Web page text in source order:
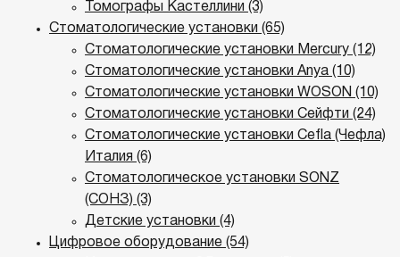
Томографы Кастеллини (3)
Стоматологические установки (65)
Стоматологические установки Mercury (12)
Стоматологические установки Anya (10)
Стоматологические установки WOSON (10)
Стоматологические установки Сейфти (24)
Стоматологические установки Cefla (Чефла)
Италия (6)
Стоматологическое установки SONZ
(СОНЗ) (3)
Детские установки (4)
Цифровое оборудование (54)